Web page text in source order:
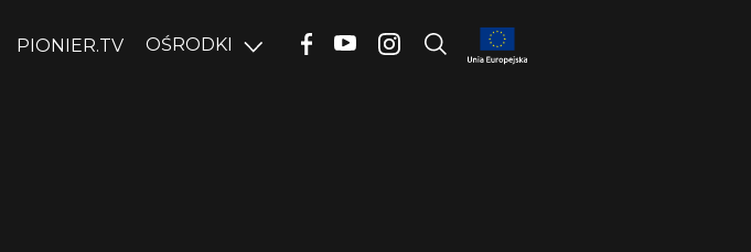
PIONIER.TV OŚRODKI